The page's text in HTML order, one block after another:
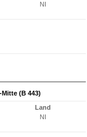
NI
(B 443)
Land
NI